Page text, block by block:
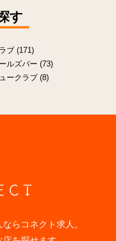
す
ブ (171)
ルズバー (73)
ークラブ (8)
らコネクト求人。